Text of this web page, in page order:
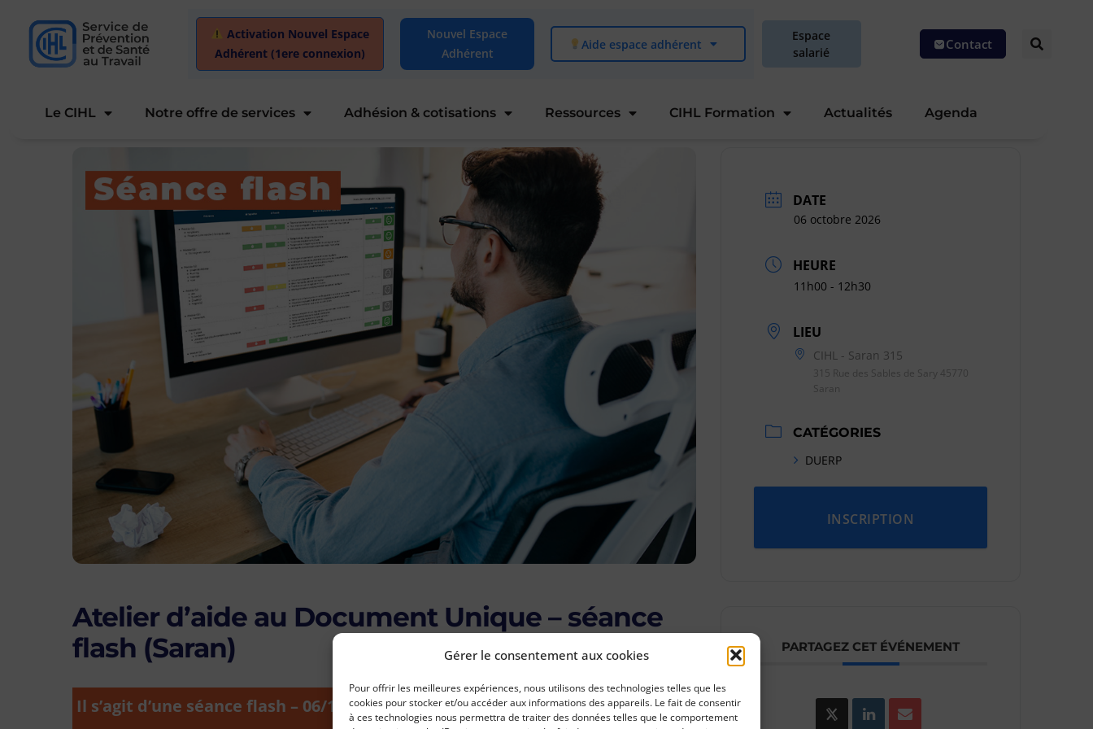
Gérer le consentement aux cookies
Pour offrir les meilleures expériences, nous utilisons des technologies telles que les
cookies pour stocker et/ou accéder aux informations des appareils. Le fait de consentir
à ces technologies nous permettra de traiter des données telles que le comportement
Activation Nouvel Espace
Adhérent (1ere connexion)
Nouvel Espace
Adhérent
Aide espace adhérent
Espace
salarié
Contact
Le CIHL Notre offre de services Adhésion & cotisations Ressources CIHL Formation Actualités Agenda
Atelier d’aide au Document Unique – séance
flash (Saran)
Il s’agit d’une séance flash – 06/10/2026 créneau 11h – 12h30
DATE
06 octobre 2026
HEURE
11h00 - 12h30
LIEU
CIHL - Saran 315
315 Rue des Sables de Sary 45770
Saran
CATÉGORIES
DUERP
INSCRIPTION
PARTAGEZ CET ÉVÉNEMENT